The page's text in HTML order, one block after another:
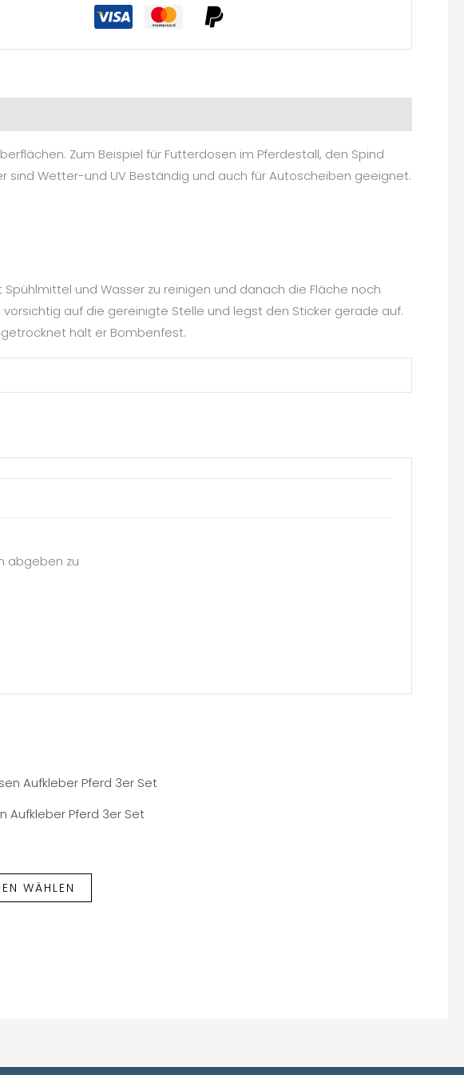
Zum Beispiel für Futterdosen im Pferdestall, den Spind
sind Wetter-und UV Beständig und auch für Autoscheiben geeignet.
und Wasser zu reinigen und danach die Fläche noch
auf die gereinigte Stelle und legst den Sticker gerade auf.
hält er Bombenfest.
abgeben zu
Aufkleber Pferd 3er Set
WÄHLEN